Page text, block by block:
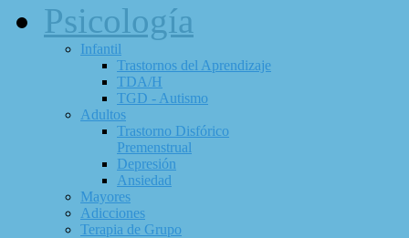
Psicología
Infantil
Trastornos del Aprendizaje
TDA/H
TGD - Autismo
Adultos
Trastorno Disfórico
Premenstrual
Depresión
Ansiedad
Mayores
Adicciones
Terapia de Grupo